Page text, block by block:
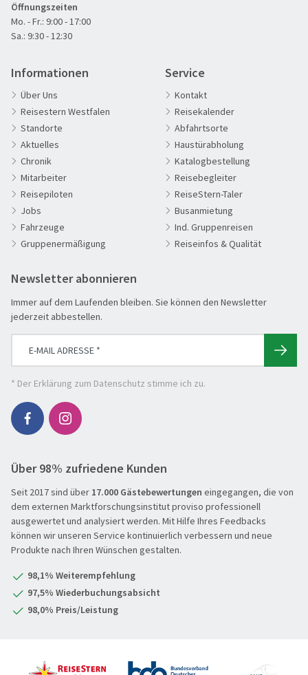
SUCHEN & BUCHEN
REISEKATEGORIE
Reisekategorie
60plus Reisen
Advents-, Weihnachts- & Silvesterreisen
Aktivreisen
Clubreisen
Deutschland erleben
Entspannen & Wohlfühlen
Erlebnisreise
Flugreisen
Flusskreuzfahrt
Genussreise
Hochseekreuzfahrt
Leserreisen
Osterreisen
PREMIUM-Bus
Schiffsreisen
Vorteilsreisen
REISEZIEL
Deutschland
Mittelmeer & Fernreisen
REISEZEITRAUM
Hauptsache weg
Hattingen - Adventskalender
Öffnungszeiten
Mo. - Fr.: 9:00 - 17:00
Sa.: 9:30 - 12:30
Informationen
Über Uns
Reisestern Westfalen
Standorte
Aktuelles
Chronik
Mitarbeiter
Reisepiloten
Jobs
Fahrzeuge
Gruppenermäßigung
Service
Kontakt
Reisekalender
Abfahrtsorte
Haustürabholung
Katalogbestellung
Reisebegleiter
ReiseStern-Taler
Busanmietung
Ind. Gruppenreisen
Reiseinfos & Qualität
Newsletter abonnieren
Immer auf dem Laufenden bleiben. Sie können den Newsletter
jederzeit abbestellen.
* Der Erklärung zum Datenschutz stimme ich zu.
Über 98% zufriedene Kunden
Seit 2017 sind über 17.000 Gästebewertungen eingegangen, die von
dem externen Marktforschungsinstitut proviso professionell
ausgewertet und analysiert werden. Mit Hilfe Ihres Feedbacks
können wir unseren Service kontinuierlich verbessern und neue
Produkte nach Ihren Wünschen gestalten.
98,1% Weiterempfehlung
97,5% Wiederbuchungsabsicht
98,0% Preis/Leistung